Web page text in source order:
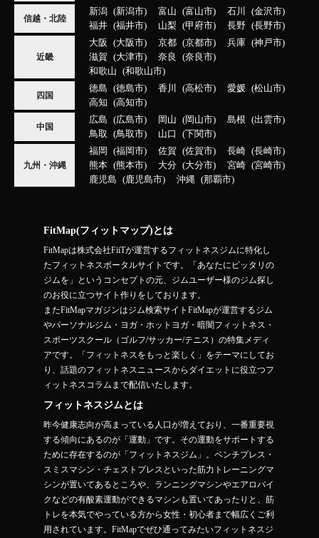
信越・北陸
新潟 新潟市 富山 富山市 石川
金沢市
福井
福井市 山梨 甲府市 長野 長野市
近畿
大阪 大阪市 京都 京都市 兵庫
神戸市
滋賀
大津市 奈良
奈良市
和歌山
和歌山市
四国
徳島 徳島市 香川 高松市 愛媛
松山市
高知
高知市
中国
広島 広島市 岡山 岡山市 島根
出雲市
鳥取
鳥取市 山口 下関市
九州・沖縄
福岡 福岡市 佐賀 佐賀市 長崎
長崎市
熊本
熊本市 大分 大分市 宮崎
宮崎市
鹿児島
鹿児島市 沖縄 那覇市
FitMap(フィットマップ)とは
FitMapは株式会社FiiTが運営するフィットネスジムに特化し
たフィットネスポータルサイトです。「あなたにピッタリの
ジムを」というコンセプトの元、ジムユーザー様のジム探し
のお役に立つサイト作りをしております。
またFitMapマガジンはジム検索サイトFitMapが運営するジム
やパーソナルジム・ヨガ・ホットヨガ・暗闇フィットネス・
スポーツスクール（ゴルフ/サッカー/テニス）の特集メディ
アです。「フィットネスをもっと楽しく」をテーマにしてお
り、話題のフィットネスニュースからダイエットに役立つフ
ィットネスコラムまで配信いたします。
フィットネスジムとは
昨今健康志向が高まっている人口が増えており、一番重要視
する傾向にあるのが「運動」です。その運動をサポートする
ために存在するのが「フィットネスジム」。ベンチプレス・
スミスマシン・チェストプレスといった筋力トレーニングマ
シンが置いてあるところや、ランニングマシンやエアロバイ
クなどの有酸素運動ができるマシンも置いてあったりと、筋
トレを本気でやっている方から女性・初心者まで幅広くご利
用されています。FitMapでぜひ通ってみたいフィットネスジ